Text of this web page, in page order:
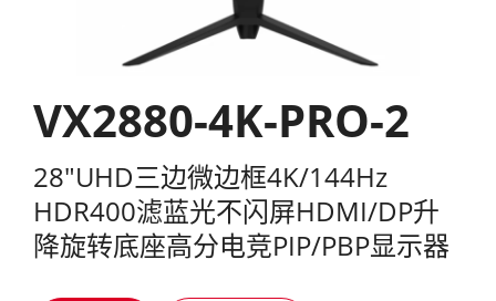
VX2880-4K-PRO-2
28"UHD三边微边框4K/144Hz
HDR400滤蓝光不闪屏HDMI/DP升
降旋转底座高分电竞PIP/PBP显示器